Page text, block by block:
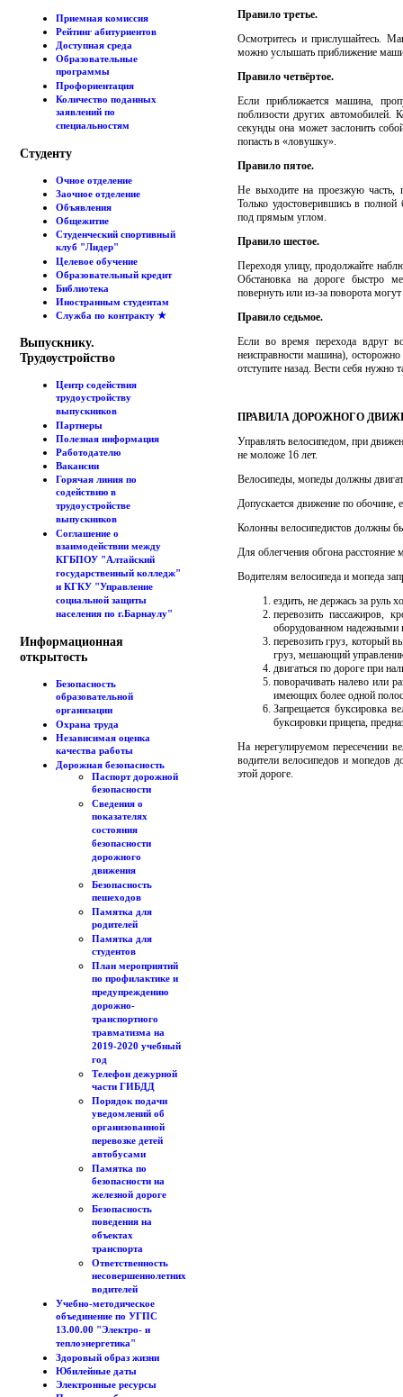
Приемная комиссия
Рейтинг абитуриентов
Доступная среда
Образовательные
программы
Профориентация
Количество поданных
заявлений по
специальностям
Студенту
Очное отделение
Заочное отделение
Объявления
Общежитие
Студенческий спортивный
клуб "Лидер"
Целевое обучение
Образовательный кредит
Библиотека
Иностранным студентам
Служба по контракту ★
Выпускнику.
Трудоустройство
Центр содействия
трудоустройству
выпускников
Партнеры
Полезная информация
Работодателю
Вакансии
Горячая линия по
содействию в
трудоустройстве
выпускников
Соглашение о
взаимодействии между
КГБПОУ "Алтайский
государственный колледж"
и КГКУ "Управление
социальной защиты
населения по г.Барнаулу"
Информационная
открытость
Безопасность
образовательной
организации
Охрана труда
Независимая оценка
качества работы
Дорожная безопасность
Паспорт дорожной
безопасности
Сведения о
показателях
состояния
безопасности
дорожного
движения
Безопасность
пешеходов
Памятка для
родителей
Памятка для
студентов
План мероприятий
по профилактике и
предупреждению
дорожно-
транспортного
травматизма на
2019-2020 учебный
год
Телефон дежурной
части ГИБДД
Порядок подачи
уведомлений об
организованной
перевозке детей
автобусами
Памятка по
безопасности на
железной дороге
Безопасность
поведения на
объектах
транспорта
Ответственность
несовершеннолетних
водителей
Учебно-методическое
объединение по УГПС
13.00.00 "Электро- и
теплоэнергетика"
Здоровый образ жизни
Юбилейные даты
Электронные ресурсы
Правило третье.
Осмотритесь и прислушайтесь.
можно услышать приближение
Правило четвёртое.
Если приближается машина,
поблизости других автомобилей.
секунды она может заслонить
попасть в «ловушку».
Правило пятое.
Не выходите на проезжую часть,
Только удостоверившись в полной
под прямым углом.
Правило шестое.
Переходя улицу, продолжайте
Обстановка на дороге быстро
повернуть или из-за поворота
Правило седьмое.
Если во время перехода вдруг
неисправности машина),
отступите назад. Вести себя
ПРАВИЛА ДОРОЖНОГО
Управлять велосипедом, при
не моложе 16 лет.
Велосипеды, мопеды должны
Допускается движение по обочине,
Колонны велосипедистов должны
Для облегчения обгона
Водителям велосипеда и мопеда
ездить, не держась за руль
перевозить пассажиров,
оборудованном надежными
перевозить груз, который
груз, мешающий
двигаться по дороге при
поворачивать налево или
имеющих более одной
Запрещается буксировка
буксировки прицепа,
На нерегулируемом пересечении
водители велосипедов и мопедов
этой дороге.